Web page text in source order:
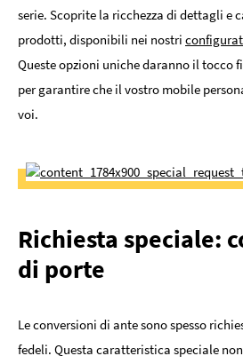
serie. Scoprite la ricchezza di dettagli e
prodotti, disponibili nei nostri
Queste opzioni uniche daranno il tocco
per garantire che il vostro mobile
voi.
Richiesta speciale:
di porte
Le conversioni di ante sono spesso
fedeli. Questa caratteristica speciale